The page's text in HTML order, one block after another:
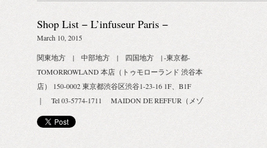
日」。 世界中が水の大切さについて、一緒になって
考える日です。 ぜひあなたも今日一日は、 顔を洗
手洗いに行った時など、 水に接するタイミングで、
どれかひとつでもご注文頂いたすべての方に、
M&Mリップバーム（モロッコミント）を1つプレゼ
ントします。 BUY 1, GET 1 CAMPAIGN
Shop List − L’infuseur Paris −
March 10, 2015
関東地方 | 中部地方 | 四国地方 | -東京都-
TOMORROWLAND 本店（トゥモローランド 渋谷本
店） 150-0002 東京都渋谷区渋谷1-23-16 1F、B1F
｜ Tel 03-5774-1711 MAIDON DE REFFUR（メゾ
ンドリーファー） 150-0033 東京都渋谷区猿楽町24-7
代官山プラザビル1F ｜ Tel 03-3461-0921 HOTEL
EMANON（ホテル エマノン） 150-0036 東京都渋谷